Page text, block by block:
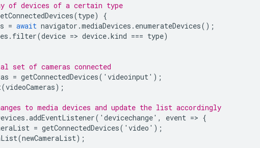
of devices of a certain type
(type)
{
= await navigator .mediaDevices . enumerateDevices();
. filter(device => device.kind === type)
of cameras connected
= getConnectedDevices( ' videoinput' );
(videoCameras);
to media devices and update the list accordingly
.addEventListener( ' devicechange' , event => {
= getConnectedDevices( ' video ' );
(newCameraList);